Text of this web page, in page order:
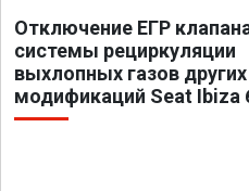
Отключение ЕГР
системы рециркуляции
выхлопных газов других
модификаций Seat Ibiza